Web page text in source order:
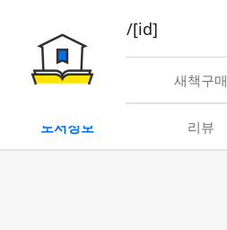
book/rent/[id]
대여 새책구매
도서정보 리뷰